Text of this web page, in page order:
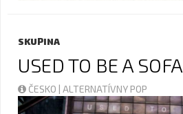
SKUPINA
USED TO BE A SOFA
ČESKO | ALTERNATÍVNY POP